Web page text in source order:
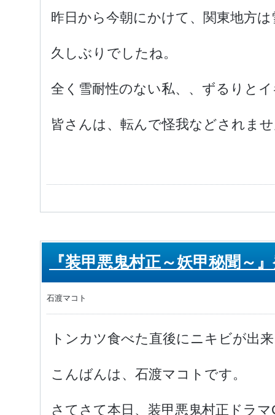
昨日から今朝にかけて、関東地方は
久しぶりでしたね。
全く雪耐性のない私、、ずるりと
皆さんは、転んで怪我などされま
『装甲悪鬼村正～妖甲秘聞～
石渡マコト
トンカツ食べた直後にニキビが出
こんばんは、石渡マコトです。
さてさて本日、装甲悪鬼村正ドラマ